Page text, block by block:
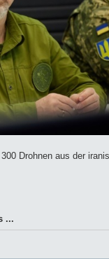
Drohnen aus der
...